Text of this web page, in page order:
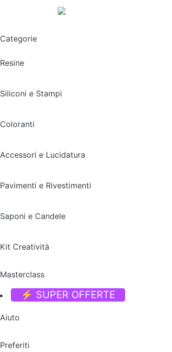
Categorie
Resine
Siliconi e Stampi
Coloranti
Accessori e Lucidatura
Pavimenti e Rivestimenti
Saponi e Candele
Kit Creatività
Masterclass
⚡ SUPER OFFERTE
Aiuto
Preferiti